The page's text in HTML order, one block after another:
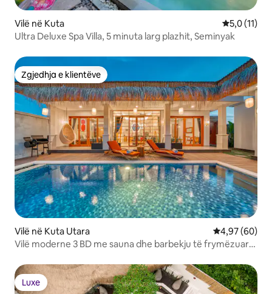
Vilë në Kuta Vlerësimi
5,0 (11)
Ultra Deluxe Spa Villa, 5 minuta larg plazhit, Seminyak
Zgjedhja e klientëve
Zgjedhja e klientëve
Vilë në Kuta Utara Vlerësimi
4,97 (60)
Vilë moderne 3 BD me sauna dhe barbekju të frymëzuar
Luxe
Luxe